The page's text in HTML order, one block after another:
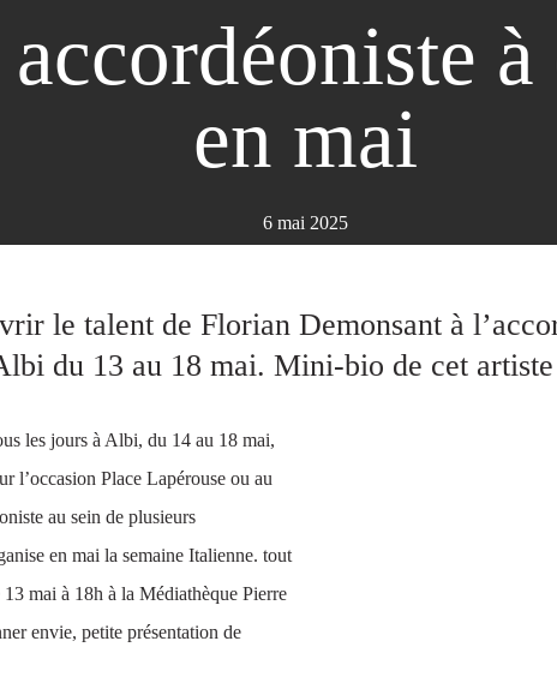
en mai
6 mai 2025
le talent de Florian Demonsant à
du 13 au 18 mai. Mini-bio de cet
les jours à Albi, du 14 au 18 mai,
l’occasion Place Lapérouse ou au
au sein de plusieurs
en mai la semaine Italienne. tout
mai à 18h à la Médiathèque Pierre
envie, petite présentation de